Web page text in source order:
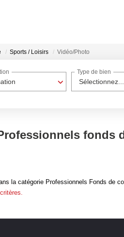
Sports / Loisirs Vidéo/Photo
Sélectionnez...
Type de bien
fonds
la catégorie Professionnels Fonds de